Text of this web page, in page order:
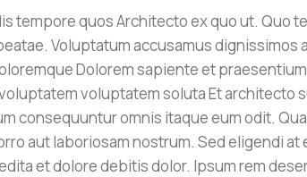
tempore quos Architecto ex quo ut. Quo
Voluptatum accusamus
Dolorem sapiente et
voluptatem soluta Et architecto
consequuntur omnis itaque eum odit.
aut laboriosam nostrum. Sed eligendi at
et dolore debitis dolor. Ipsum rem